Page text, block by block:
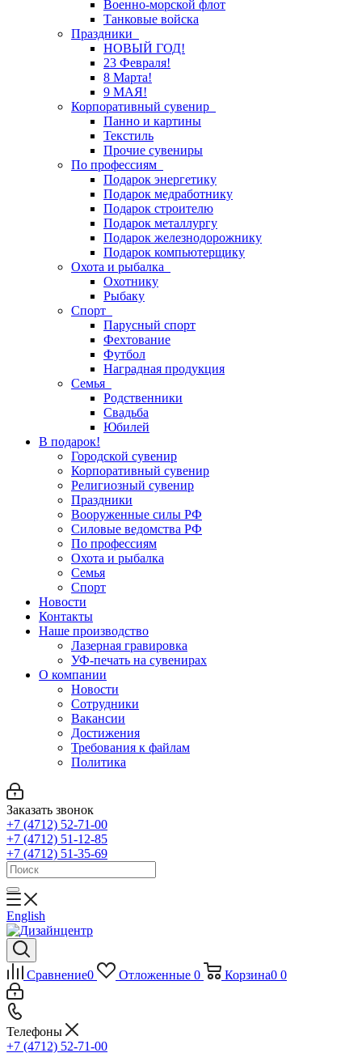
Военно-морской флот
Танковые войска
Праздники
НОВЫЙ ГОД!
23 Февраля!
8 Марта!
9 МАЯ!
Корпоративный сувенир
Панно и картины
Текстиль
Прочие сувениры
По профессиям
Подарок энергетику
Подарок медработнику
Подарок строителю
Подарок металлургу
Подарок железнодорожнику
Подарок компьютерщику
Охота и рыбалка
Охотнику
Рыбаку
Спорт
Парусный спорт
Фехтование
Футбол
Наградная продукция
Семья
Родственники
Свадьба
Юбилей
В подарок!
Городской сувенир
Корпоративный сувенир
Религиозный сувенир
Праздники
Вооруженные силы РФ
Силовые ведомства РФ
По профессиям
Охота и рыбалка
Семья
Спорт
Новости
Контакты
Наше производство
Лазерная гравировка
УФ-печать на сувенирах
О компании
Новости
Сотрудники
Вакансии
Достижения
Требования к файлам
Политика
Заказать звонок
+7 (4712) 52-71-00
+7 (4712) 51-12-85
+7 (4712) 51-35-69
English
Сравнение0 Отложенные 0 Корзина0 0
Телефоны
+7 (4712) 52-71-00